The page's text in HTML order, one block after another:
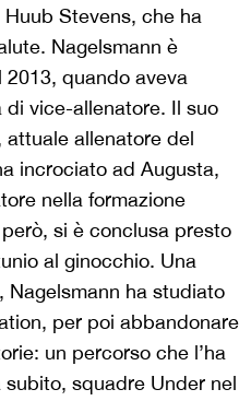
Stevens, che ha
Nagelsmann è
2013, quando aveva
vice-allenatore. Il suo
attuale allenatore del
incrociato ad Augusta,
nella formazione
si è conclusa presto
al ginocchio. Una
Nagelsmann ha studiato
per poi abbandonare
un percorso che l’ha
squadre Under nel